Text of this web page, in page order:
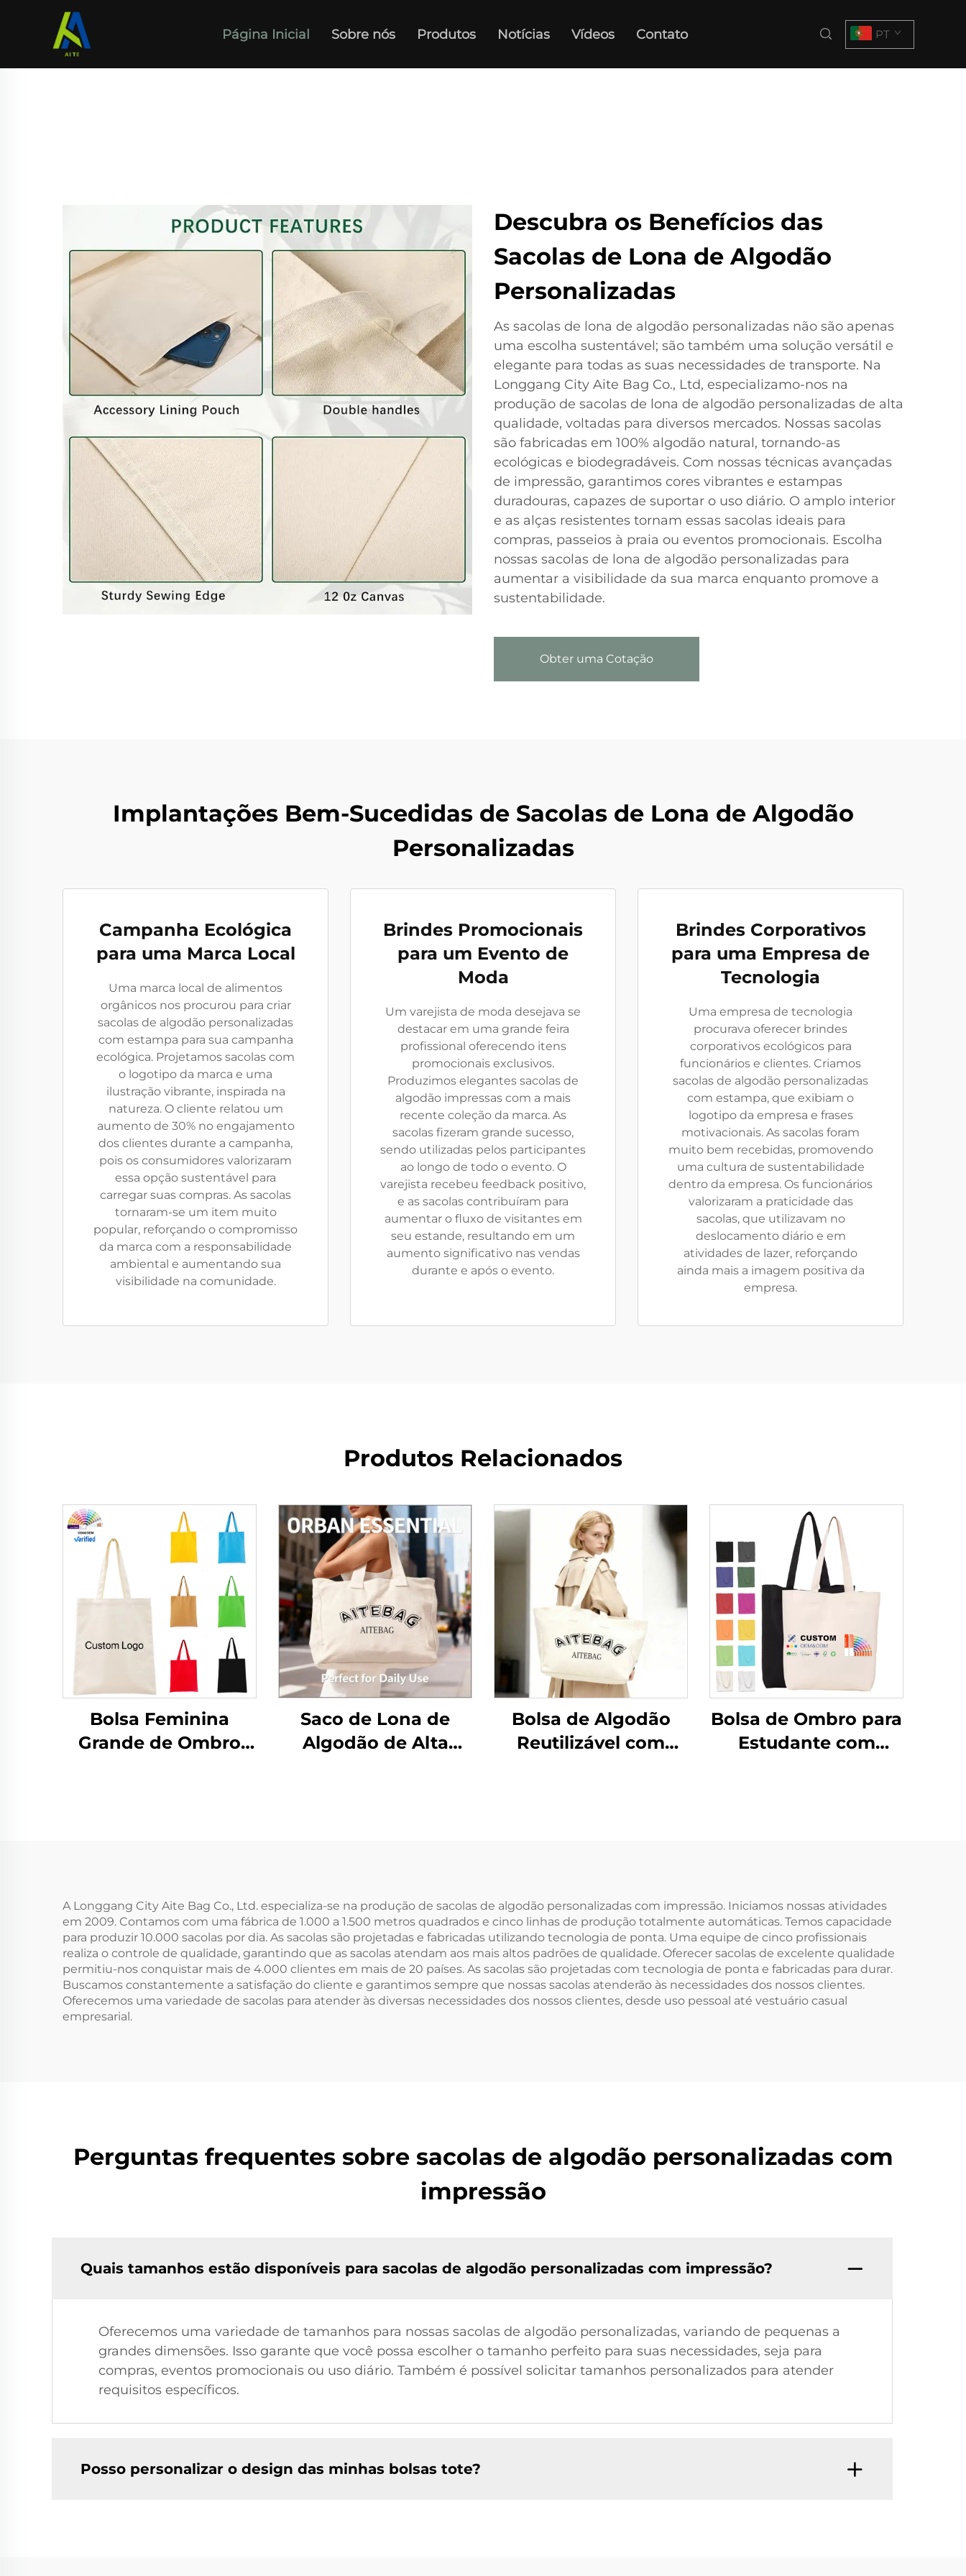
Página Inicial Sobre nós Produtos Notícias Vídeos Contato PT
Descubra os Benefícios das
Sacolas de Lona de Algodão
Personalizadas
As sacolas de lona de algodão personalizadas não são apenas
uma escolha sustentável; são também uma solução versátil e
elegante para todas as suas necessidades de transporte. Na
Longgang City Aite Bag Co., Ltd, especializamo-nos na
produção de sacolas de lona de algodão personalizadas de alta
qualidade, voltadas para diversos mercados. Nossas sacolas
são fabricadas em 100% algodão natural, tornando-as
ecológicas e biodegradáveis. Com nossas técnicas avançadas
de impressão, garantimos cores vibrantes e estampas
duradouras, capazes de suportar o uso diário. O amplo interior
e as alças resistentes tornam essas sacolas ideais para
compras, passeios à praia ou eventos promocionais. Escolha
nossas sacolas de lona de algodão personalizadas para
aumentar a visibilidade da sua marca enquanto promove a
sustentabilidade.
Obter uma Cotação
Implantações Bem-Sucedidas de Sacolas de Lona de Algodão
Personalizadas
Campanha Ecológica
para uma Marca Local
Uma marca local de alimentos
orgânicos nos procurou para criar
sacolas de algodão personalizadas
com estampa para sua campanha
ecológica. Projetamos sacolas com
o logotipo da marca e uma
ilustração vibrante, inspirada na
natureza. O cliente relatou um
aumento de 30% no engajamento
dos clientes durante a campanha,
pois os consumidores valorizaram
essa opção sustentável para
carregar suas compras. As sacolas
tornaram-se um item muito
popular, reforçando o compromisso
da marca com a responsabilidade
ambiental e aumentando sua
visibilidade na comunidade.
Brindes Promocionais
para um Evento de
Moda
Um varejista de moda desejava se
destacar em uma grande feira
profissional oferecendo itens
promocionais exclusivos.
Produzimos elegantes sacolas de
algodão impressas com a mais
recente coleção da marca. As
sacolas fizeram grande sucesso,
sendo utilizadas pelos participantes
ao longo de todo o evento. O
varejista recebeu feedback positivo,
e as sacolas contribuíram para
aumentar o fluxo de visitantes em
seu estande, resultando em um
aumento significativo nas vendas
durante e após o evento.
Brindes Corporativos
para uma Empresa de
Tecnologia
Uma empresa de tecnologia
procurava oferecer brindes
corporativos ecológicos para
funcionários e clientes. Criamos
sacolas de algodão personalizadas
com estampa, que exibiam o
logotipo da empresa e frases
motivacionais. As sacolas foram
muito bem recebidas, promovendo
uma cultura de sustentabilidade
dentro da empresa. Os funcionários
valorizaram a praticidade das
sacolas, que utilizavam no
deslocamento diário e em
atividades de lazer, reforçando
ainda mais a imagem positiva da
empresa.
Produtos Relacionados
Bolsa Feminina
Grande de Ombro
Saco de Lona de
Algodão de Alta
Logotipo
Personalizado
Bolsa de Algodão
Reutilizável com
Compras
Bolsa de Ombro para
Estudante com
para Publicidade
A Longgang City Aite Bag Co., Ltd. especializa-se na produção de sacolas de algodão personalizadas com impressão. Iniciamos nossas atividades
em 2009. Contamos com uma fábrica de 1.000 a 1.500 metros quadrados e cinco linhas de produção totalmente automáticas. Temos capacidade
para produzir 10.000 sacolas por dia. As sacolas são projetadas e fabricadas utilizando tecnologia de ponta. Uma equipe de cinco profissionais
realiza o controle de qualidade, garantindo que as sacolas atendam aos mais altos padrões de qualidade. Oferecer sacolas de excelente qualidade
permitiu-nos conquistar mais de 4.000 clientes em mais de 20 países. As sacolas são projetadas com tecnologia de ponta e fabricadas para durar.
Buscamos constantemente a satisfação do cliente e garantimos sempre que nossas sacolas atenderão às necessidades dos nossos clientes.
Oferecemos uma variedade de sacolas para atender às diversas necessidades dos nossos clientes, desde uso pessoal até vestuário casual
empresarial.
Perguntas frequentes sobre sacolas de algodão personalizadas com
impressão
Quais tamanhos estão disponíveis para sacolas de algodão personalizadas com impressão?
Oferecemos uma variedade de tamanhos para nossas sacolas de algodão personalizadas, variando de pequenas a
grandes dimensões. Isso garante que você possa escolher o tamanho perfeito para suas necessidades, seja para
compras, eventos promocionais ou uso diário. Também é possível solicitar tamanhos personalizados para atender
requisitos específicos.
Posso personalizar o design das minhas bolsas tote?